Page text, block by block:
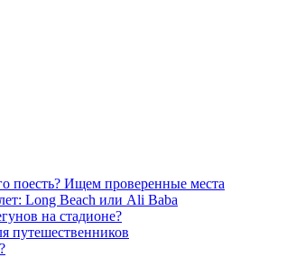
поесть? Ищем проверенные места
Long Beach или Ali Baba
на стадионе?
путешественников